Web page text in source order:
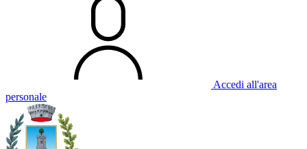
Accedi all'area
personale